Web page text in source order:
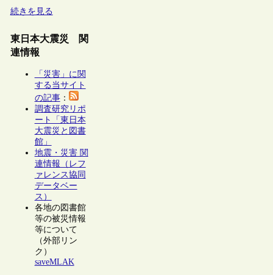
続きを見る
東日本大震災 関
連情報
「災害」に関
する当サイト
の記事：
調査研究リポ
ート「東日本
大震災と図書
館」
地震・災害 関
連情報（レフ
ァレンス協同
データベー
ス）
各地の図書館
等の被災情報
等について
（外部リン
ク）
saveMLAK